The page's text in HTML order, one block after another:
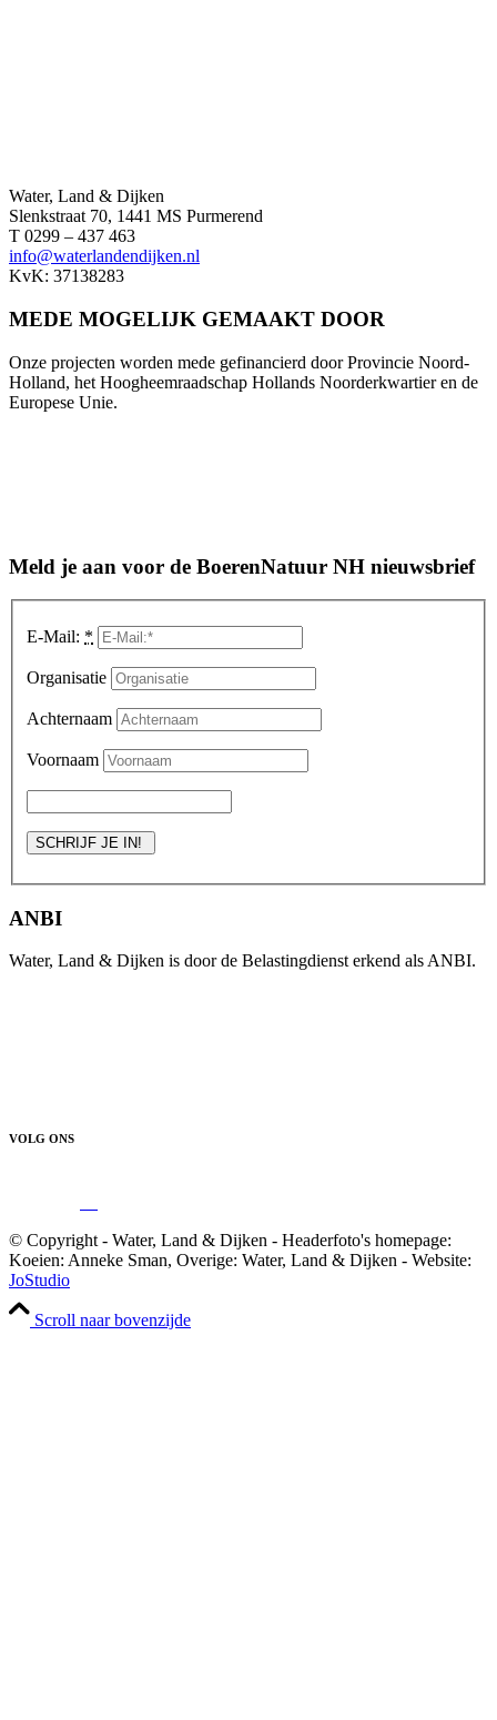
Water, Land & Dijken
Slenkstraat 70, 1441 MS Purmerend
T 0299 – 437 463
info@waterlandendijken.nl
KvK: 37138283
MEDE MOGELIJK GEMAAKT DOOR
Onze projecten worden mede gefinancierd door Provincie Noord-
Holland, het Hoogheemraadschap Hollands Noorderkwartier en de
Europese Unie.
Meld je aan voor de BoerenNatuur NH nieuwsbrief
E-Mail: *
Organisatie
Achternaam
Voornaam
ANBI
Water, Land & Dijken is door de Belastingdienst erkend als ANBI.
VOLG ONS
© Copyright - Water, Land & Dijken - Headerfoto's homepage:
Koeien: Anneke Sman, Overige: Water, Land & Dijken - Website:
JoStudio
Scroll naar bovenzijde